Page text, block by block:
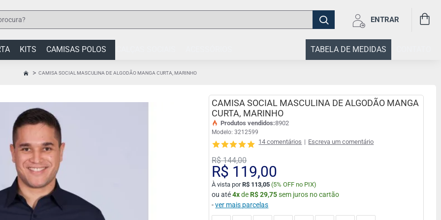
ENTRAR
KITS CAMISAS POLOS TABELA DE MEDIDAS
CAMISA SOCIAL MASCULINA DE ALGODÃO MANGA CURTA, MARINHO
CAMISA SOCIAL MASCULINA DE ALGODÃO MANGA
CURTA, MARINHO
Modelo: 3212599
Produtos vendidos:8902
14 comentários | Escreva um comentário
R$ 119,00
R$ 144,00
À vista porR$ 113,05 (5% OFF no PIX)
ou até4xdeR$ 29,75 sem juros no cartão
-ver mais parcelas